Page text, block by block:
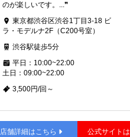
のが楽しいです。...❞
東京都渋谷区渋谷1丁目3-18 ビ
ラ・モデルナ2F（C200号室）
渋谷駅徒歩5分
平日：10:00~22:00
土日：09:00~22:00
3,500円/回～
新宿
店舗詳細はこちら 公式サイト